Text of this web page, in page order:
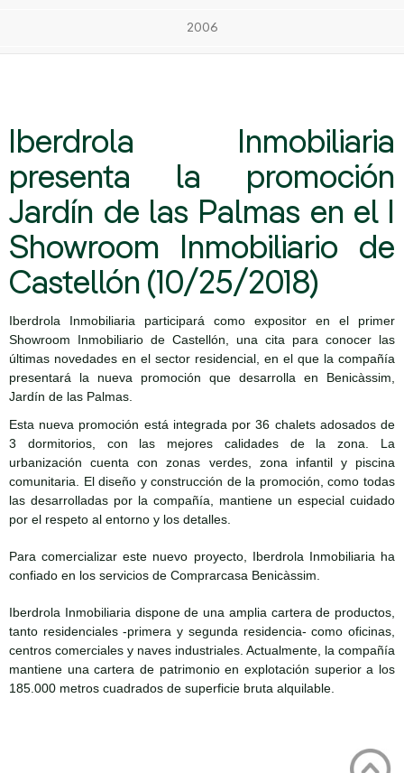
2006
Iberdrola Inmobiliaria
presenta la promoción
Jardín de las Palmas en el I
Showroom Inmobiliario de
Castellón (10/25/2018)
Iberdrola Inmobiliaria participará como expositor en el primer
Showroom Inmobiliario de Castellón, una cita para conocer las
últimas novedades en el sector residencial, en el que la compañía
presentará la nueva promoción que desarrolla en Benicàssim,
Jardín de las Palmas.
Esta nueva promoción está integrada por 36 chalets adosados de
3 dormitorios, con las mejores calidades de la zona. La
urbanización cuenta con zonas verdes, zona infantil y piscina
comunitaria. El diseño y construcción de la promoción, como todas
las desarrolladas por la compañía, mantiene un especial cuidado
por el respeto al entorno y los detalles.
Para comercializar este nuevo proyecto, Iberdrola Inmobiliaria ha
confiado en los servicios de Comprarcasa Benicàssim.
Iberdrola Inmobiliaria dispone de una amplia cartera de productos,
tanto residenciales -primera y segunda residencia- como oficinas,
centros comerciales y naves industriales. Actualmente, la compañía
mantiene una cartera de patrimonio en explotación superior a los
185.000 metros cuadrados de superficie bruta alquilable.